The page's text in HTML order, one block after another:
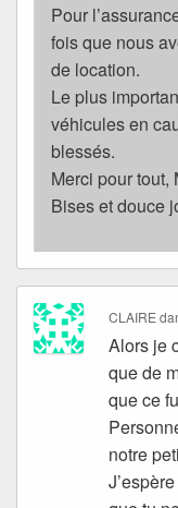
Pour
fois que nous
de location.
Le plus
véhicules en
blessés.
Merci pour tout,
Bises et douce
CLAIRE
Alors je
que de
que ce
notre